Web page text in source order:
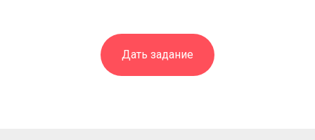
Дать задание